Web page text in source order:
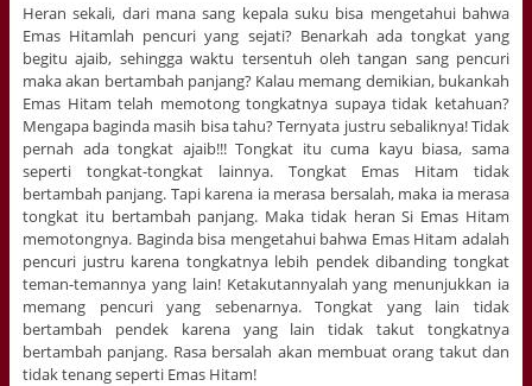
Heran sekali, dari mana sang kepala suku bisa mengetahui bahwa
Emas Hitamlah pencuri yang sejati? Benarkah ada tongkat yang
begitu ajaib, sehingga waktu tersentuh oleh tangan sang pencuri
maka akan bertambah panjang? Kalau memang demikian, bukankah
Emas Hitam telah memotong tongkatnya supaya tidak ketahuan?
Mengapa baginda masih bisa tahu? Ternyata justru sebaliknya! Tidak
pernah ada tongkat ajaib!!! Tongkat itu cuma kayu biasa, sama
seperti tongkat-tongkat lainnya. Tongkat Emas Hitam tidak
bertambah panjang. Tapi karena ia merasa bersalah, maka ia merasa
tongkat itu bertambah panjang. Maka tidak heran Si Emas Hitam
memotongnya. Baginda bisa mengetahui bahwa Emas Hitam adalah
pencuri justru karena tongkatnya lebih pendek dibanding tongkat
teman-temannya yang lain! Ketakutannyalah yang menunjukkan ia
memang pencuri yang sebenarnya. Tongkat yang lain tidak
bertambah pendek karena yang lain tidak takut tongkatnya
bertambah panjang. Rasa bersalah akan membuat orang takut dan
tidak tenang seperti Emas Hitam!